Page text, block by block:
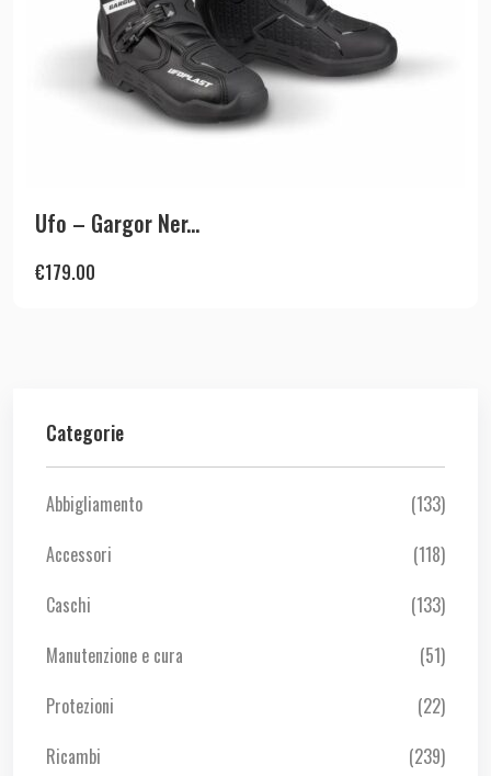
Categorie
Abbigliamento
(133)
Accessori
(118)
Caschi
(133)
Manutenzione e cura
(51)
Protezioni
(22)
Ricambi
(239)
Ufo – Gargor Ner...
€179.00